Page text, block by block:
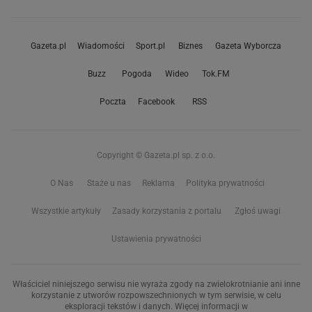
Gazeta.pl Wiadomości Sport.pl Biznes Gazeta Wyborcza
Buzz Pogoda Wideo Tok.FM
Poczta Facebook RSS
Copyright © Gazeta.pl sp. z o.o.
O Nas Staże u nas Reklama Polityka prywatności
Wszystkie artykuły Zasady korzystania z portalu Zgłoś uwagi
Ustawienia prywatności
Właściciel niniejszego serwisu nie wyraża zgody na zwielokrotnianie ani inne
korzystanie z utworów rozpowszechnionych w tym serwisie, w celu
eksploracji tekstów i danych. Więcej informacji w